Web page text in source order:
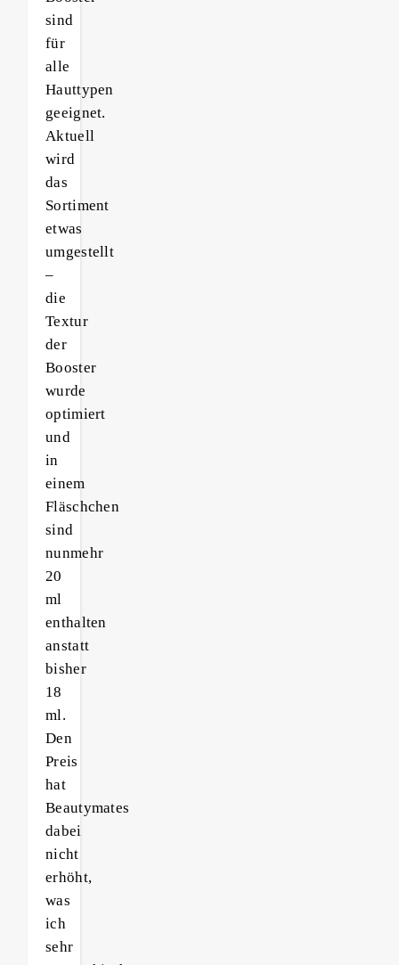
sind
für
alle
Hauttypen
geeignet.
Aktuell
wird
das
Sortiment
etwas
umgestellt
–
die
Textur
der
Booster
wurde
optimiert
und
in
einem
Fläschchen
sind
nunmehr
20
ml
enthalten
anstatt
bisher
18
ml.
Den
Preis
hat
Beautymates
dabei
nicht
erhöht,
was
ich
sehr